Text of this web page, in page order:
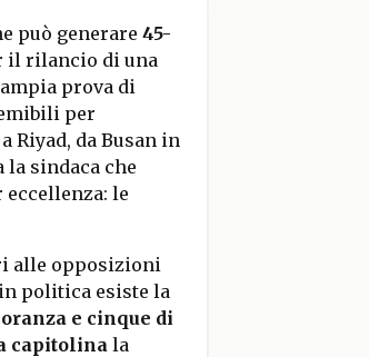
può generare 45-
il rilancio di una
prova di
per
Riyad, da Busan in
la sindaca che
eccellenza: le
alle opposizioni
politica esiste la
e cinque di
capitolinala